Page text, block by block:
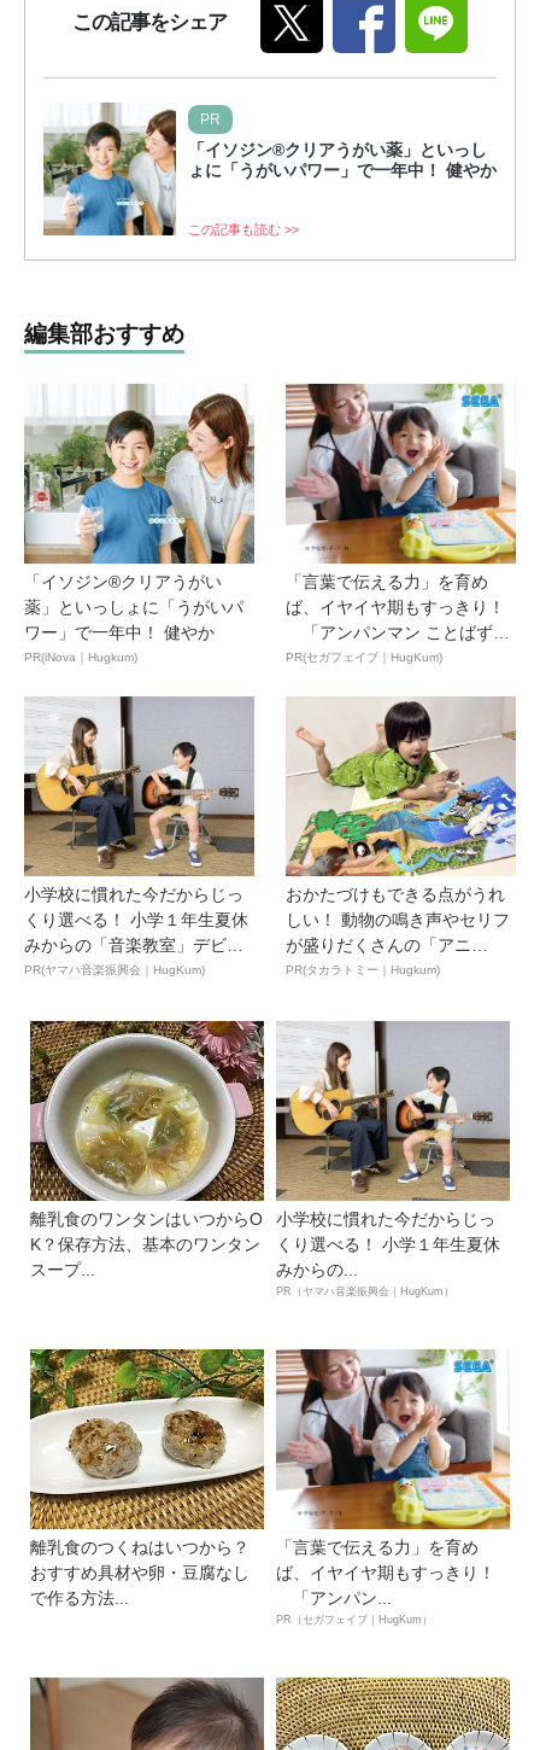
この記事をシェア
PR
「イソジン®クリアうがい薬」といっし
ょに「うがいパワー」で一年中！ 健やか
この記事も読む >>
編集部おすすめ
「イソジン®クリアうがい
薬」といっしょに「うがいパ
ワー」で一年中！ 健やか
PR(iNova｜Hugkum)
「言葉で伝える力」を育め
ば、イヤイヤ期もすっきり！
「アンパンマン ことばずか
ん...
PR(セガフェイブ｜HugKum)
小学校に慣れた今だからじっ
くり選べる！ 小学１年生夏休
みからの「音楽教室」デビ
ュ...
PR(ヤマハ音楽振興会｜HugKum)
おかたづけもできる点がうれ
しい！ 動物の鳴き声やセリフ
が盛りだくさんの「アニ
ア ...
PR(タカラトミー｜Hugkum)
離乳食のワンタンはいつからO
K？保存方法、基本のワンタン
スープ...
小学校に慣れた今だからじっ
くり選べる！ 小学１年生夏休
みからの...
PR（ヤマハ音楽振興会｜HugKum）
離乳食のつくねはいつから？
おすすめ具材や卵・豆腐なし
で作る方法...
「言葉で伝える力」を育め
ば、イヤイヤ期もすっきり！
「アンパン...
PR（セガフェイブ｜HugKum）